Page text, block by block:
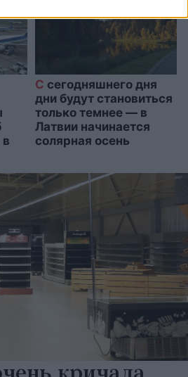
С сегодняшнего дня
дни будут становиться
только темнее — в
Латвии начинается
солярная осень